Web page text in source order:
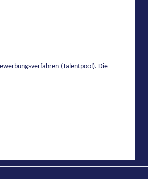
(Talentpool). Die